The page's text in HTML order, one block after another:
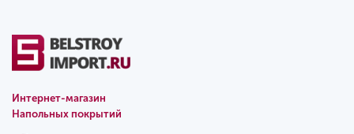
Интернет-магазин
Напольных покрытий